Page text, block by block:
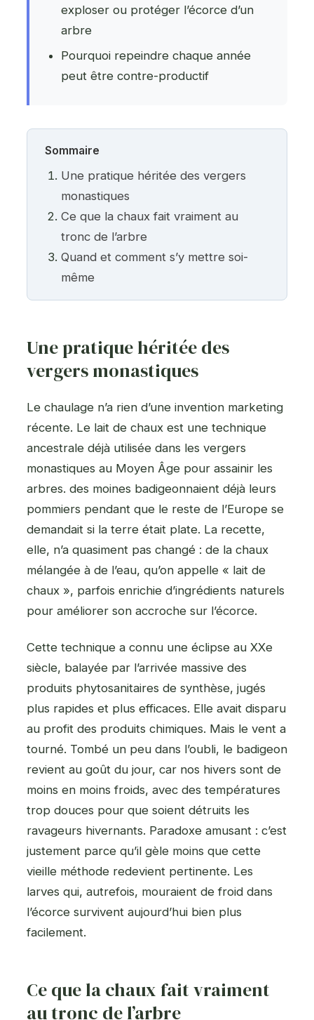
exploser ou protéger l’écorce d’un
arbre
Pourquoi repeindre chaque année
peut être contre-productif
Sommaire
Une pratique héritée des vergers
monastiques
Ce que la chaux fait vraiment au
tronc de l’arbre
Quand et comment s’y mettre soi-
même
Une pratique héritée des
vergers monastiques
Le chaulage n’a rien d’une invention marketing
récente. Le lait de chaux est une technique
ancestrale déjà utilisée dans les vergers
monastiques au Moyen Âge pour assainir les
arbres. des moines badigeonnaient déjà leurs
pommiers pendant que le reste de l’Europe se
demandait si la terre était plate. La recette,
elle, n’a quasiment pas changé : de la chaux
mélangée à de l’eau, qu’on appelle « lait de
chaux », parfois enrichie d’ingrédients naturels
pour améliorer son accroche sur l’écorce.
Cette technique a connu une éclipse au XXe
siècle, balayée par l’arrivée massive des
produits phytosanitaires de synthèse, jugés
plus rapides et plus efficaces. Elle avait disparu
au profit des produits chimiques. Mais le vent a
tourné. Tombé un peu dans l’oubli, le badigeon
revient au goût du jour, car nos hivers sont de
moins en moins froids, avec des températures
trop douces pour que soient détruits les
ravageurs hivernants. Paradoxe amusant : c’est
justement parce qu’il gèle moins que cette
vieille méthode redevient pertinente. Les
larves qui, autrefois, mouraient de froid dans
l’écorce survivent aujourd’hui bien plus
facilement.
Ce que la chaux fait vraiment
au tronc de l’arbre